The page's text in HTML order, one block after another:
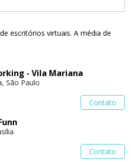
escritórios virtuais. A média de
- Vila Mariana
São Paulo
Contato
Contato